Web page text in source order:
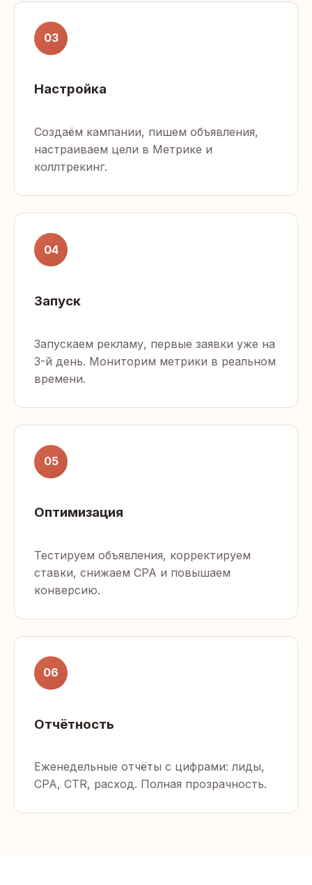
03
Настройка
Создаём кампании, пишем объявления,
настраиваем цели в Метрике и
коллтрекинг.
04
Запуск
Запускаем рекламу, первые заявки уже на
3-й день. Мониторим метрики в реальном
времени.
05
Оптимизация
Тестируем объявления, корректируем
ставки, снижаем CPA и повышаем
конверсию.
06
Отчётность
Еженедельные отчёты с цифрами: лиды,
CPA, CTR, расход. Полная прозрачность.